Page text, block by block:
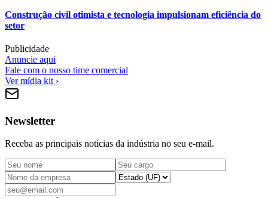
Construção civil otimista e tecnologia impulsionam eficiência do
setor
Publicidade
Anuncie aqui
Fale com o nosso time comercial
Ver mídia kit ›
Newsletter
Receba as principais notícias da indústria no seu e-mail.